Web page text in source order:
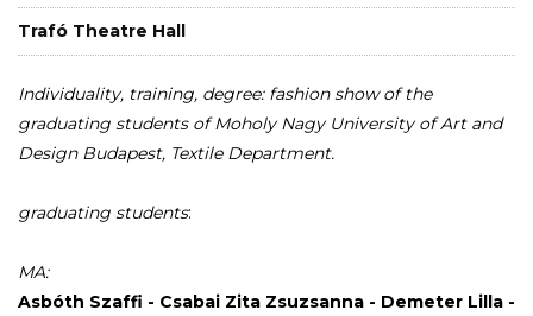
Trafó Theatre Hall
Individuality, training, degree: fashion show of the
graduating students of Moholy Nagy University of Art and
Design Budapest, Textile Department.
graduating students:
MA:
Asbóth Szaffi - Csabai Zita Zsuzsanna - Demeter Lilla -